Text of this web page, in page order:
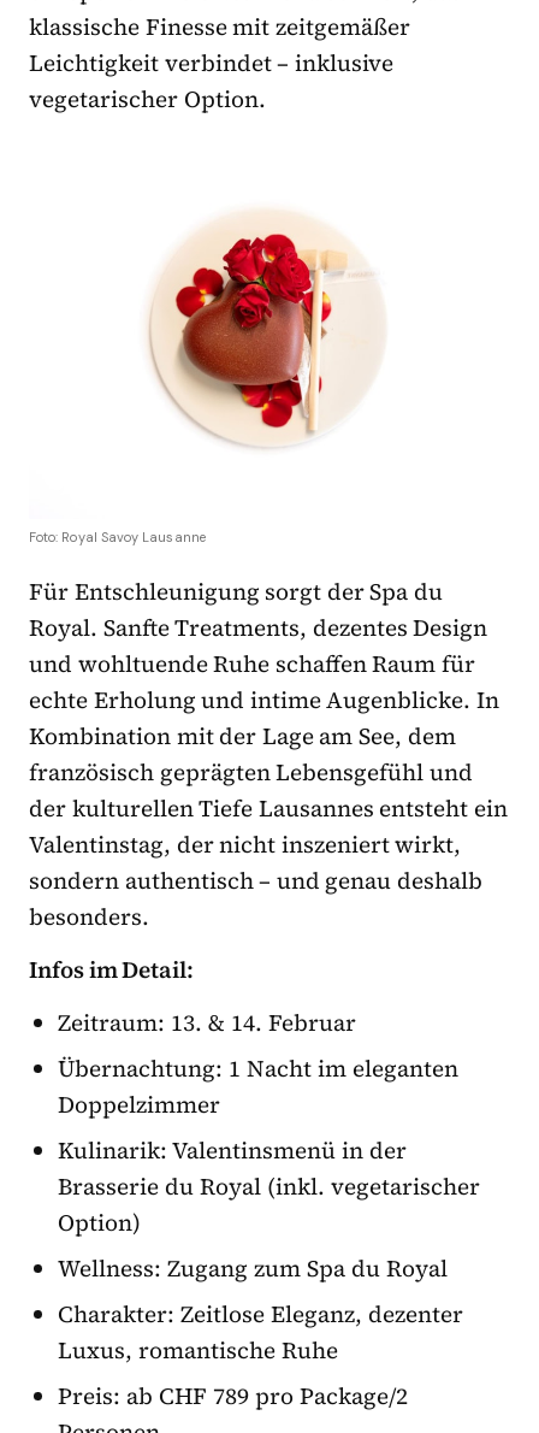
klassische Finesse mit zeitgemäßer
Leichtigkeit verbindet – inklusive
vegetarischer Option.
Foto: Royal Savoy Lausanne
Für Entschleunigung sorgt der Spa du
Royal. Sanfte Treatments, dezentes Design
und wohltuende Ruhe schaffen Raum für
echte Erholung und intime Augenblicke. In
Kombination mit der Lage am See, dem
französisch geprägten Lebensgefühl und
der kulturellen Tiefe Lausannes entsteht ein
Valentinstag, der nicht inszeniert wirkt,
sondern authentisch – und genau deshalb
besonders.
Infos im Detail:
Zeitraum: 13. & 14. Februar
Übernachtung: 1 Nacht im eleganten
Doppelzimmer
Kulinarik: Valentinsmenü in der
Brasserie du Royal (inkl. vegetarischer
Option)
Wellness: Zugang zum Spa du Royal
Charakter: Zeitlose Eleganz, dezenter
Luxus, romantische Ruhe
Preis: ab CHF 789 pro Package/2